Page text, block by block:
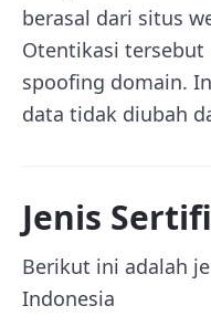
berasal dari situs
Otentikasi tersebut
spoofing domain.
data tidak diubah
Jenis
Berikut ini adalah
Indonesia